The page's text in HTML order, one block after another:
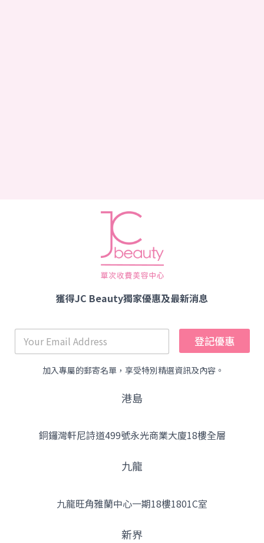
獲得JC Beauty獨家優惠及最新消息
登記優惠
加入專屬的郵寄名單，享受特別精選資訊及內容。
港島
銅鑼灣軒尼詩道499號永光商業大廈18樓全層
九龍
九龍旺角雅蘭中心一期18樓1801C室
新界